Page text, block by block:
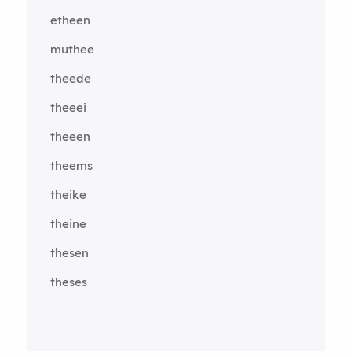
etheen
muthee
theede
theeei
theeen
theems
theike
theine
thesen
theses